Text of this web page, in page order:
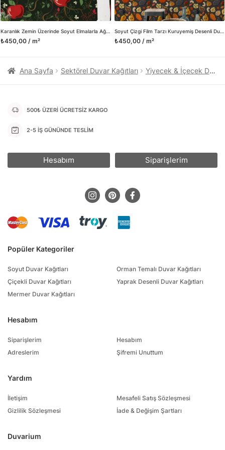
Karanlık Zemin Üzerinde Soyut Elmalarla Ağaç Duvar Kağıdı, Sihirli Elma Bahçesi Duvar Posterleri
₺450,00 / m²
Soyut Çizgi Film Tarzı Kuruyemiş Desenli Duvar Kağıdı, Gurmeler İçin Mutfak 3D Duvar Kağıdı
₺450,00 / m²
Herhangi bir soru ya da sorununuz olursa bizimle iletişime
geçebilirsiniz.
Ana Sayfa Sektörel Duvar Kağıtları Yiyecek & İçecek Duvar Kağıtları
Duvarium
Popüler Kategoriler
Soyut Duvar Kağıtları
Çiçekli Duvar Kağıtları
Mermer Duvar Kağıtları
Orman Temalı Duvar Kağıtları
Yaprak Desenli Duvar Kağıtları
Hesabım
Siparişlerim
Adreslerim
Hesabım
Şifremi Unuttum
Yardım
İletişim
Gizlilik Sözleşmesi
Mesafeli Satış Sözleşmesi
İade & Değişim Şartları
500₺ ÜZERİ ÜCRETSİZ KARGO
2-5 İŞ GÜNÜNDE TESLİM
Hesabım Siparişlerim